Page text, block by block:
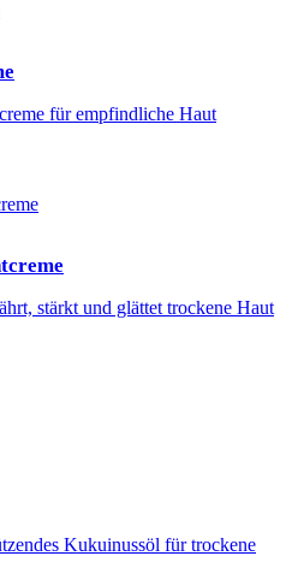
für empfindliche Haut
stärkt und glättet trockene Haut
Kukuinussöl für trockene